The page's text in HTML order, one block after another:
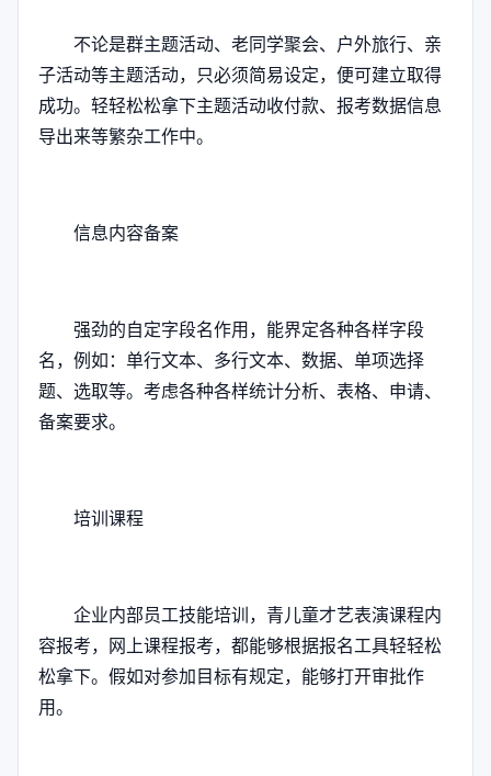
不论是群主题活动、老同学聚会、户外旅行、亲
子活动等主题活动，只必须简易设定，便可建立取得
成功。轻轻松松拿下主题活动收付款、报考数据信息
导出来等繁杂工作中。
信息内容备案
强劲的自定字段名作用，能界定各种各样字段
名，例如：单行文本、多行文本、数据、单项选择
题、选取等。考虑各种各样统计分析、表格、申请、
备案要求。
培训课程
企业内部员工技能培训，青儿童才艺表演课程内
容报考，网上课程报考，都能够根据报名工具轻轻松
松拿下。假如对参加目标有规定，能够打开审批作
用。